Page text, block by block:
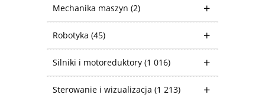
Mechanika maszyn (2)
Robotyka (45)
Silniki i motoreduktory (1 016)
Sterowanie i wizualizacja (1 213)